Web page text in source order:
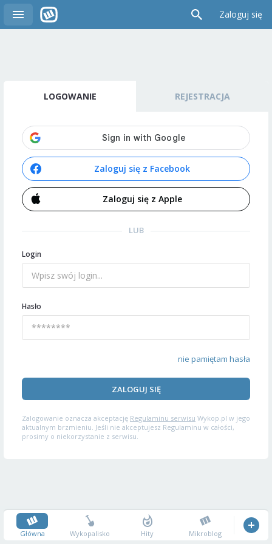
Zaloguj się
LOGOWANIE REJESTRACJA
Zaloguj się z Facebook
Zaloguj się z Apple
LUB
Login
Hasło
nie pamiętam hasła
ZALOGUJ SIĘ
Zalogowanie oznacza akceptację Regulaminu serwisu Wykop.pl w jego
aktualnym brzmieniu. Jeśli nie akceptujesz Regulaminu w całości,
prosimy o niekorzystanie z serwisu.
Główna Wykopalisko Hity Mikroblog